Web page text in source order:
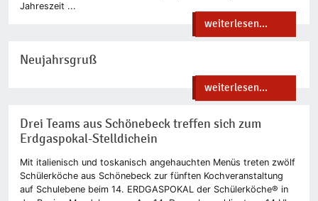
Jahreszeit ...
weiterlesen...
Neujahrsgruß
weiterlesen...
Drei Teams aus Schönebeck treffen sich zum
Erdgaspokal-Stelldichein
Mit italienisch und toskanisch angehauchten Menüs treten zwölf
Schülerköche aus Schönebeck zur fünften Kochveranstaltung
auf Schulebene beim 14. ERDGASPOKAL der Schülerköche® in